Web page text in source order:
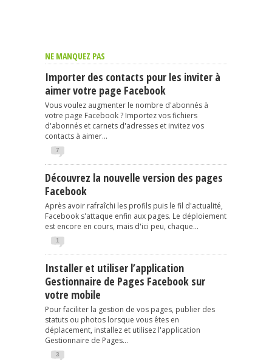
NE MANQUEZ PAS
Importer des contacts pour les inviter à
aimer votre page Facebook
Vous voulez augmenter le nombre d'abonnés à
votre page Facebook ? Importez vos fichiers
d'abonnés et carnets d'adresses et invitez vos
contacts à aimer...
7
Découvrez la nouvelle version des pages
Facebook
Après avoir rafraîchi les profils puis le fil d'actualité,
Facebook s'attaque enfin aux pages. Le déploiement
est encore en cours, mais d'ici peu, chaque...
1
Installer et utiliser l’application
Gestionnaire de Pages Facebook sur
votre mobile
Pour faciliter la gestion de vos pages, publier des
statuts ou photos lorsque vous êtes en
déplacement, installez et utilisez l'application
Gestionnaire de Pages...
3